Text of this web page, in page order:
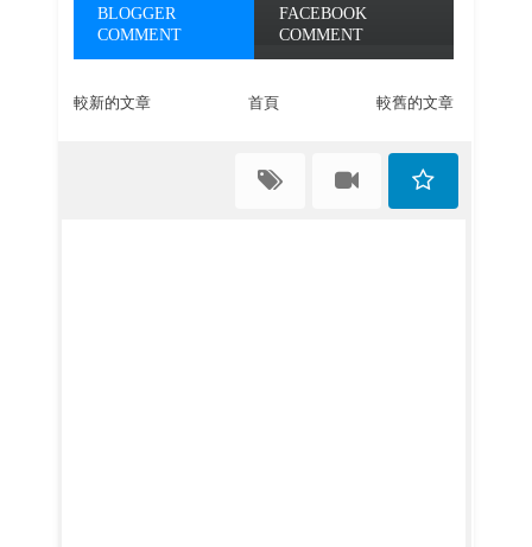
BLOGGER
COMMENT
FACEBOOK
COMMENT
較新的文章 較舊的文章
首頁